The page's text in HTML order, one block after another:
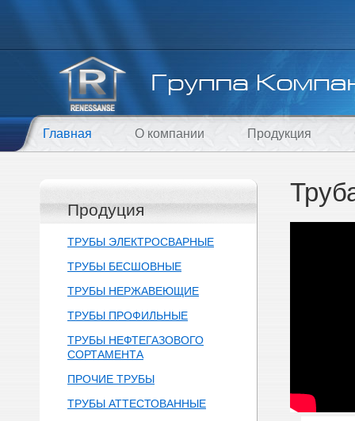
Главная О компании Продукция
Продуция
ТРУБЫ ЭЛЕКТРОСВАРНЫЕ
ТРУБЫ БЕСШОВНЫЕ
ТРУБЫ НЕРЖАВЕЮЩИЕ
ТРУБЫ ПРОФИЛЬНЫЕ
ТРУБЫ НЕФТЕГАЗОВОГО
СОРТАМЕНТА
ПРОЧИЕ ТРУБЫ
ТРУБЫ АТТЕСТОВАННЫЕ